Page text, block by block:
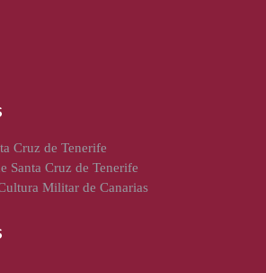
Cruz de Tenerife
Santa Cruz de Tenerife
Militar de Canarias